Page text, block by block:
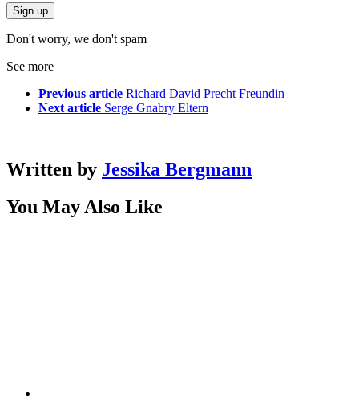
Don't worry, we don't spam
See more
Previous article Richard David Precht Freundin
Next article Serge Gnabry Eltern
Written by Jessika Bergmann
You May Also Like